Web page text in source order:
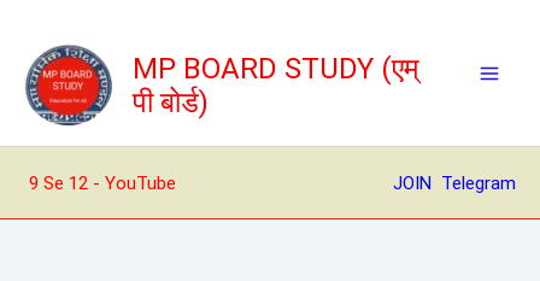
content
MP BOARD STUDY (एम्
पी बोर्ड)
9 Se 12 - YouTube JOIN Telegram